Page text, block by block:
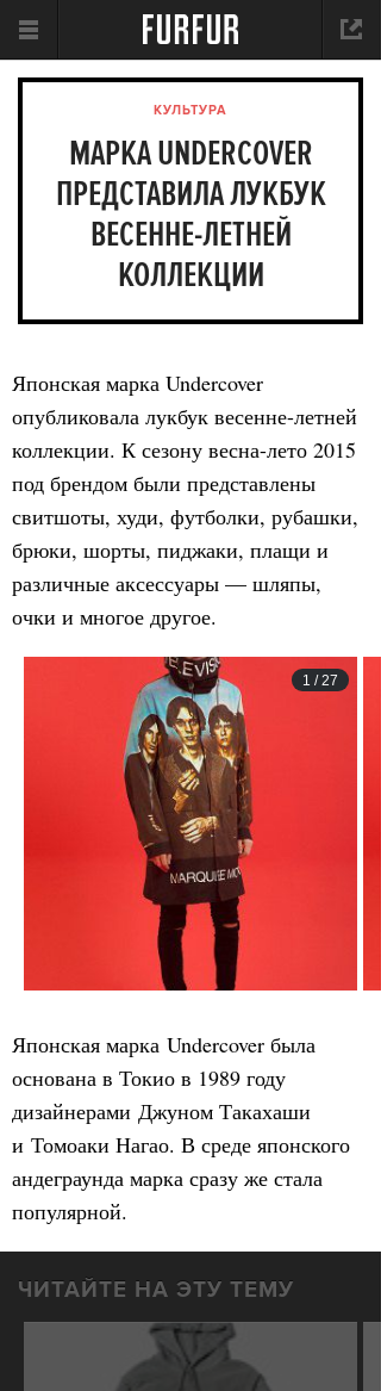
КУЛЬТУРА
МАРКА UNDERCOVER
ПРЕДСТАВИЛА ЛУКБУК
ВЕСЕННЕ-ЛЕТНЕЙ
КОЛЛЕКЦИИ
Японская марка Undercover
опубликовала лукбук весенне-летней
коллекции. К сезону весна-лето 2015
под брендом были представлены
свитшоты, худи, футболки, рубашки,
брюки, шорты, пиджаки, плащи и
различные аксессуары — шляпы,
очки и многое другое.
1 /27
Японская марка Undercover была
основана в Токио в 1989 году
дизайнерами Джуном Такахаши
и Томоаки Нагао. В среде японского
андеграунда марка сразу же стала
популярной.
ЧИТАЙТЕ НА ЭТУ ТЕМУ